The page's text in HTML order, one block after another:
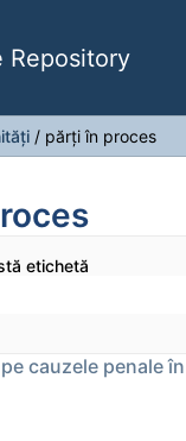
Repository
/ părți în proces
etichetă
cauzele penale